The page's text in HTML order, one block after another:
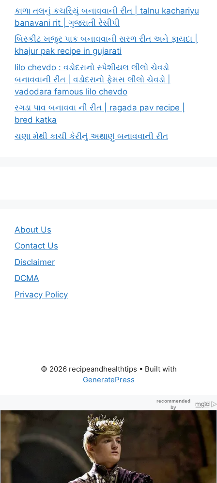
કાળા તલનું કચરિયું બનાવવાની રીત | talnu kachariyu
banavani rit | ગુજરાતી રેસીપી
બિસ્કીટ ખજુર પાક બનાવવાની સરળ રીત અને ફાયદા |
khajur pak recipe in gujarati
lilo chevdo : વડોદરાનો સ્પેશીયલ લીલો ચેવડો
બનાવવાની રીત | વડોદરાનો ફેમસ લીલો ચેવડો |
vadodara famous lilo chevdo
રગડા પાવ બનાવવા ની રીત | ragada pav recipe |
bred katka
ચણા મેથી કાચી કેરીનું અથાણું બનાવવાની રીત
About Us
Contact Us
Disclaimer
DCMA
Privacy Policy
© 2026 recipeandhealthtips • Built with
GeneratePress